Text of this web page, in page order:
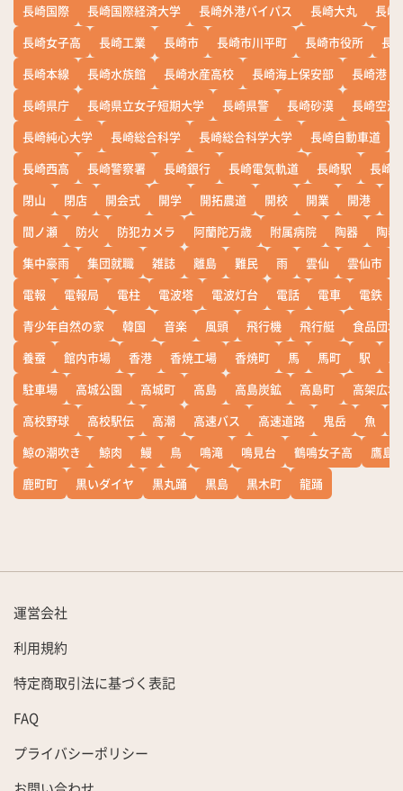
長崎国際
長崎国際経済大学 長崎外港バイパス 長崎大丸
長崎
長崎女子高
長崎工業 長崎市 長崎市川平町 長崎市役所
長
長崎本線
長崎水族館 長崎水産高校 長崎海上保安部
長崎港
長崎県庁
長崎県立女子短期大学 長崎県警 長崎砂漠
長崎空港
長崎純心大学
長崎総合科学 長崎総合科学大学 長崎自動車道
長崎西高
長崎警察署 長崎銀行 長崎電気軌道 長崎駅
長崎
閉山
閉店 開会式 開学 開拓農道 開校 開業 開港
間ノ瀬
防火 防犯カメラ 阿蘭陀万歳 附属病院 陶器
陶器
集中豪雨
集団就職 雑誌 離島 難民 雨 雲仙 雲仙市
電報
電報局 電柱 電波塔 電波灯台 電話 電車 電鉄
青少年自然の家
韓国 音楽 風頭 飛行機 飛行艇
食品団地
養蚕
館内市場 香港 香焼工場 香焼町 馬 馬町 駅
駐車場
高城公園 高城町 高島 高島炭鉱 高島町
高架広場
高校野球
高校駅伝 高潮 高速バス 高速道路 鬼岳 魚
鯨の潮吹き
鯨肉 鰻 鳥 鳴滝 鳴見台 鶴鳴女子高
鷹島
鹿町町
黒いダイヤ 黒丸踊 黒島 黒木町 龍踊
運営会社
利用規約
特定商取引法に基づく表記
FAQ
プライバシーポリシー